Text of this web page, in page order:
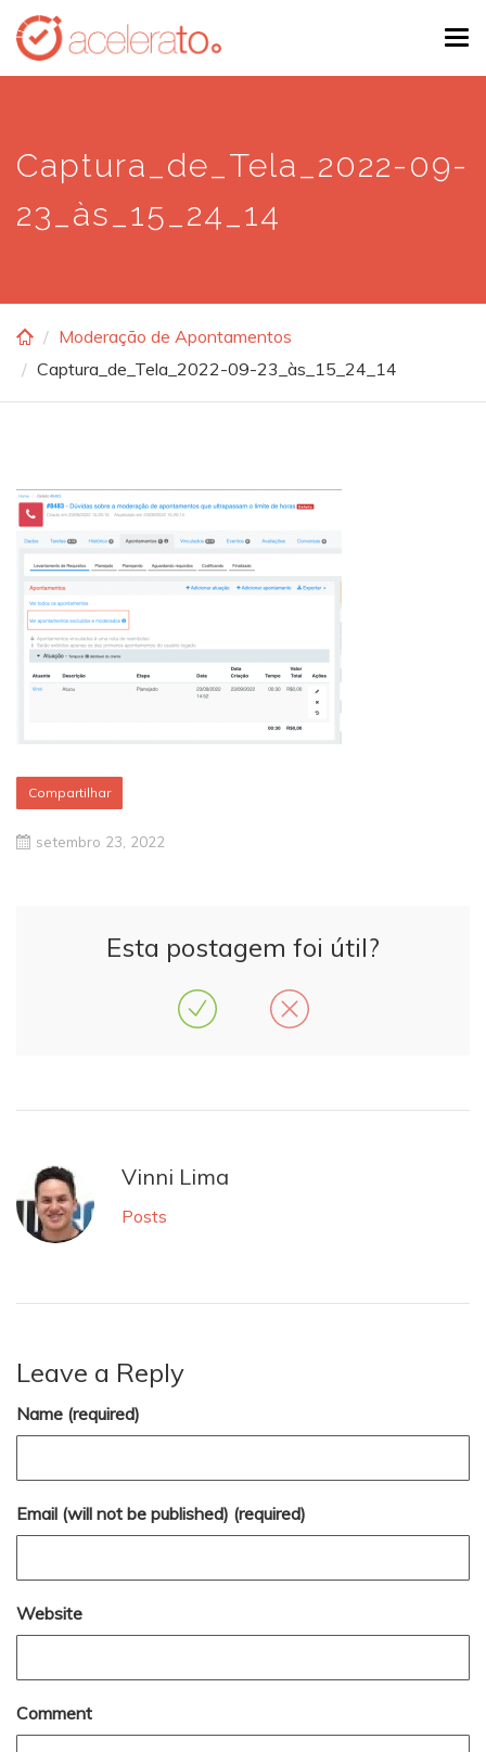
Skip
main
Captura_de_Tela_2022-09-
23_às_15_24_14
Moderação de Apontamentos
Captura_de_Tela_2022-09-23_às_15_24_14
Compartilhar
setembro 23, 2022
Esta postagem foi útil?
Vinni Lima
Posts
Leave a Reply
Name (required)
Email (will not be published) (required)
Website
Comment